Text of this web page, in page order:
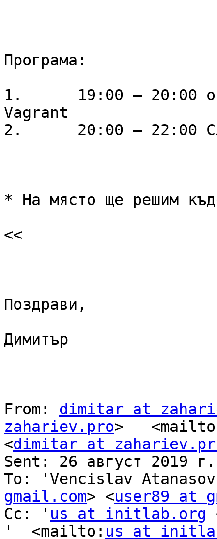
Програма:
1.	19:00 – 20:00 openSUSE + VirtualBox +
Vagrant
2.	20:00 – 22:00 Сладки приказки на бира*
* На място ще решим
<<
Поздрави,
Димитър
From: dimitar at
zahariev.pro>
<dimitar at
Sent: 26 август 2019
To: 'Vencislav
gmail.com> <user89 at
Cc: ' us at initlab.org
'  <mailto: us at